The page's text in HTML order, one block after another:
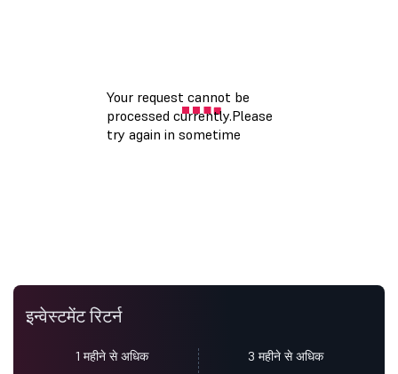
इन्वेस्टमेंट रिटर्न
1 महीने से अधिक 3 महीने से अधिक